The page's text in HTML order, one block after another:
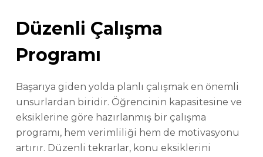
Düzenli Çalışma
Programı
Başarıya giden yolda planlı çalışmak en önemli
unsurlardan biridir. Öğrencinin kapasitesine ve
eksiklerine göre hazırlanmış bir çalışma
programı, hem verimliliği hem de motivasyonu
artırır. Düzenli tekrarlar, konu eksiklerini